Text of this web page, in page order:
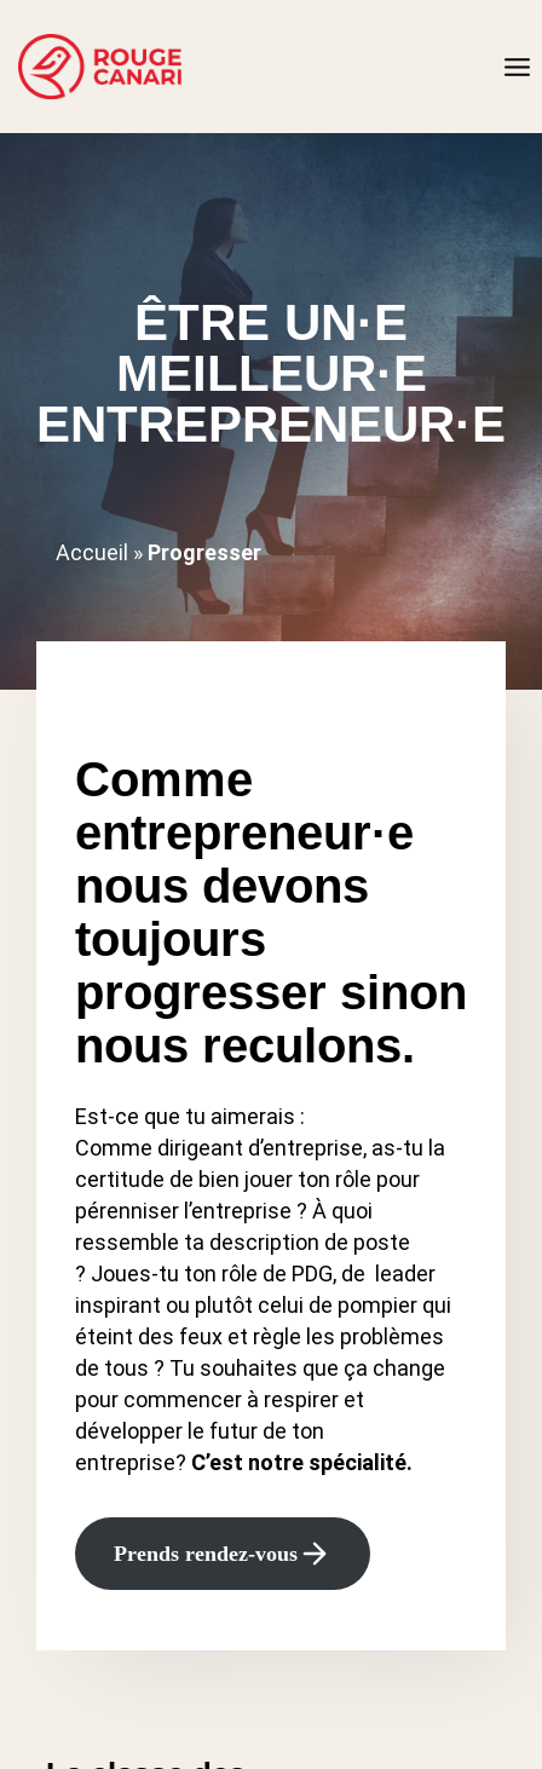
au
contenu
ÊTRE UN·E
MEILLEUR·E
ENTREPRENEUR·E
Accueil » Progresser
Comme
entrepreneur·e
nous devons
toujours
progresser sinon
nous reculons.
Est-ce que tu aimerais :
Comme dirigeant d’entreprise, as-tu la
certitude de bien jouer ton rôle pour
pérenniser l’entreprise ? À quoi
ressemble ta description de poste
? Joues-tu ton rôle de PDG, de leader
inspirant ou plutôt celui de pompier qui
éteint des feux et règle les problèmes
de tous ? Tu souhaites que ça change
pour commencer à respirer et
développer le futur de ton
entreprise? C’est notre spécialité.
Prends rendez-vous